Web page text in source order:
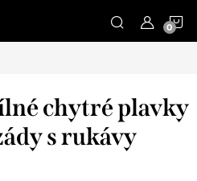
chytré plavky
s rukávy